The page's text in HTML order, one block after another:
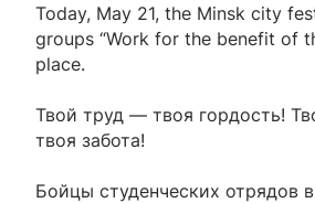
Today, May 21, the Minsk city
groups “Work for the benefit of
place.
Твой труд — твоя гордость!
твоя забота!
Бойцы студенческих отрядов